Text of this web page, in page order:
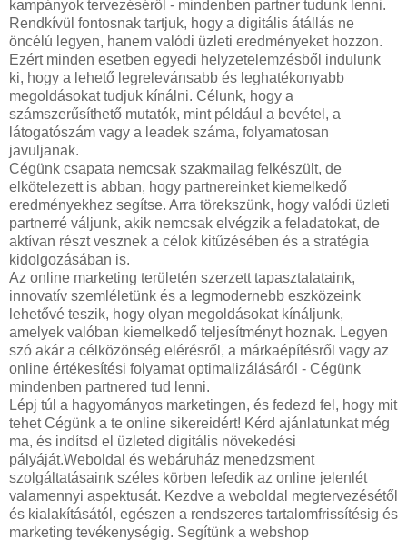
kampányok tervezéséről - mindenben partner tudunk lenni.
Rendkívül fontosnak tartjuk, hogy a digitális átállás ne
öncélú legyen, hanem valódi üzleti eredményeket hozzon.
Ezért minden esetben egyedi helyzetelemzésből indulunk
ki, hogy a lehető legrelevánsabb és leghatékonyabb
megoldásokat tudjuk kínálni. Célunk, hogy a
számszerűsíthető mutatók, mint például a bevétel, a
látogatószám vagy a leadek száma, folyamatosan
javuljanak.
Cégünk csapata nemcsak szakmailag felkészült, de
elkötelezett is abban, hogy partnereinket kiemelkedő
eredményekhez segítse. Arra törekszünk, hogy valódi üzleti
partnerré váljunk, akik nemcsak elvégzik a feladatokat, de
aktívan részt vesznek a célok kitűzésében és a stratégia
kidolgozásában is.
Az online marketing területén szerzett tapasztalataink,
innovatív szemléletünk és a legmodernebb eszközeink
lehetővé teszik, hogy olyan megoldásokat kínáljunk,
amelyek valóban kiemelkedő teljesítményt hoznak. Legyen
szó akár a célközönség elérésről, a márkaépítésről vagy az
online értékesítési folyamat optimalizálásáról - Cégünk
mindenben partnered tud lenni.
Lépj túl a hagyományos marketingen, és fedezd fel, hogy mit
tehet Cégünk a te online sikereidért! Kérd ajánlatunkat még
ma, és indítsd el üzleted digitális növekedési
pályáját.Weboldal és webáruház menedzsment
szolgáltatásaink széles körben lefedik az online jelenlét
valamennyi aspektusát. Kezdve a weboldal megtervezésétől
és kialakításától, egészen a rendszeres tartalomfrissítésig és
marketing tevékenységig. Segítünk a webshop